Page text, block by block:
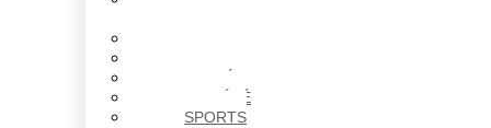
SOCIÉTÉ
SPORTS